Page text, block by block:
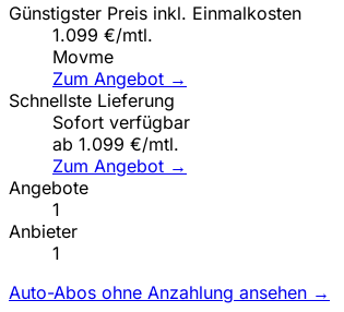
Günstigster Preis inkl. Einmalkosten
1.099 €/mtl.
Movme
Zum Angebot →
Schnellste Lieferung
Sofort verfügbar
ab 1.099 €/mtl.
Zum Angebot →
Angebote
1
Anbieter
1
Auto-Abos ohne Anzahlung ansehen →